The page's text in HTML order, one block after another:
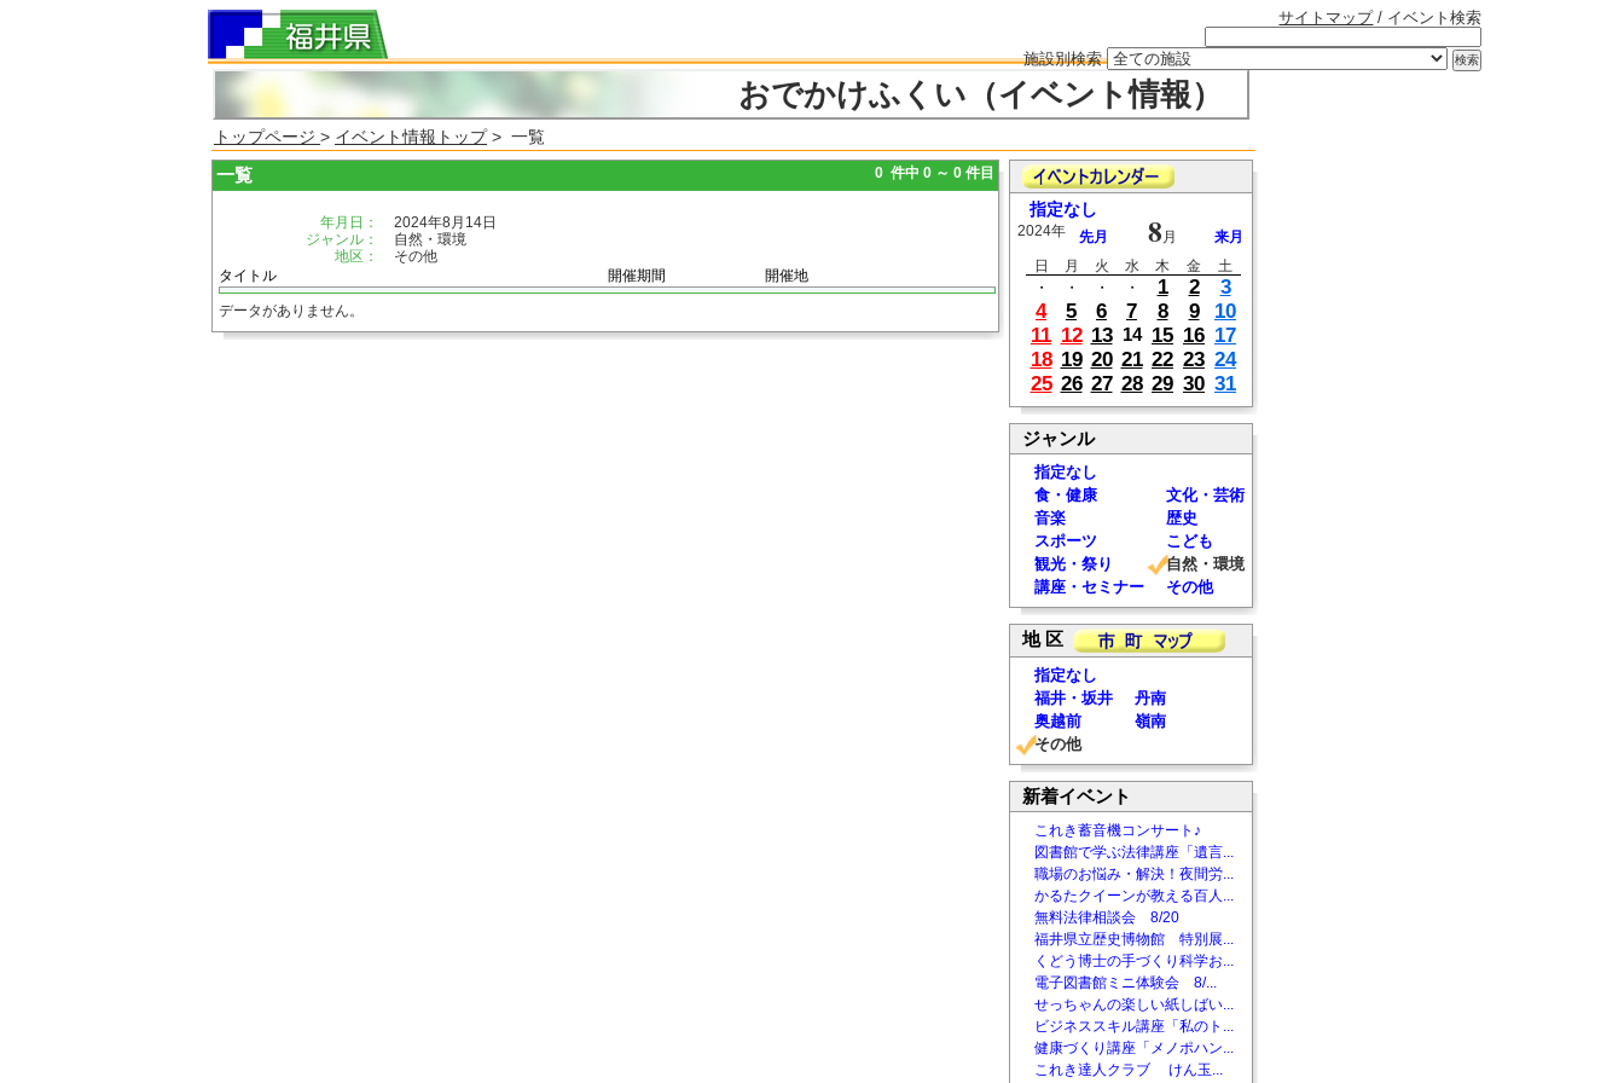
サイトマップ/ イベント検索
施設別検索
おでかけふくい（イベント情報）
トップページ > イベント情報トップ> 一覧
一覧 0 件中 0 ～ 0 件目
年月日：
2024年8月14日
ジャンル：
自然・環境
地区：
その他
タイトル
開催期間 開催地
データがありません。
指定なし
2024年 先月 8 月
来月
日
月 火 水 木 金
土
・
・ ・ ・ 1 2
3
4
5 6 7 8 9
10
11 12 13 14 15 16 17
18 19 20 21 22 23 24
25 26 27 28 29 30 31
ジャンル
指定なし
食・健康
文化・芸術
音楽
歴史
スポーツ
こども
観光・祭り
自然・環境
講座・セミナー
その他
地 区
指定なし
福井・坂井
丹南
奥越前
嶺南
その他
新着イベント
これき蓄音機コンサート♪
図書館で学ぶ法律講座「遺言...
職場のお悩み・解決！夜間労...
かるたクイーンが教える百人...
無料法律相談会 8/20
福井県立歴史博物館 特別展...
くどう博士の手づくり科学お...
電子図書館ミニ体験会 8/...
せっちゃんの楽しい紙しばい...
ビジネススキル講座「私のト...
健康づくり講座「メノポハン...
これき達人クラブ けん玉...